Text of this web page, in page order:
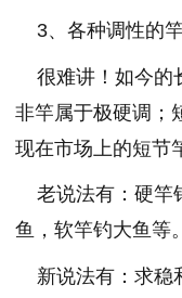
3、各种调性的竿
很难讲！如今的
非竿属于极硬调；
现在市场上的短节
老说法有：硬竿
鱼，软竿钓大鱼等。
新说法有：求稳